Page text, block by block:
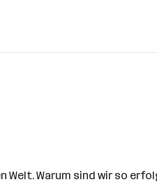
Warum sind wir so